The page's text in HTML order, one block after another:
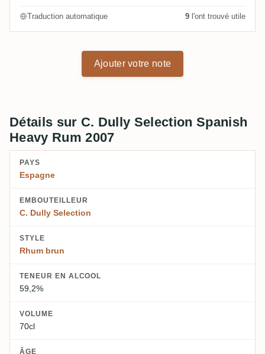
Traduction automatique 9 l'ont trouvé utile
Ajouter votre note
Détails sur C. Dully Selection Spanish
Heavy Rum 2007
PAYS
Espagne
EMBOUTEILLEUR
C. Dully Selection
STYLE
Rhum brun
TENEUR EN ALCOOL
59,2%
VOLUME
70cl
ÂGE